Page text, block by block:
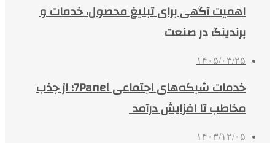
اهمیت آگهی برای تبلیغ محصول، خدمات و
برندینگ در صنعت
۱۴۰۵/۰۳/۲۵
خدمات شبکه‌های اجتماعی 7Panel؛ از جذب
مخاطب تا افزایش درآمد
۱۴۰۳/۱۲/۰۵